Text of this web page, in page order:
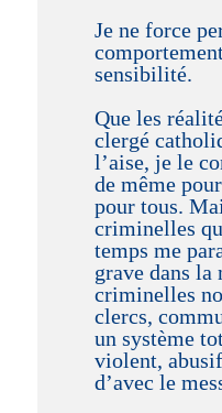
Je ne force
sensibilité.
Que les
clergé
l’aise, je le
de même
pour tous.
criminelles
temps me
grave dans la
criminelles
clercs,
un système
violent,
d’avec le